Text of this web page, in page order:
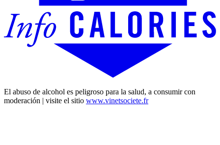
El abuso de alcohol es peligroso para la salud, a consumir con
moderación | visite el sitio www.vinetsociete.fr